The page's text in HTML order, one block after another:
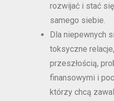
rozwijać i stać
samego siebie.
Dla niepewnych
toksyczne
przeszłością,
finansowymi i
którzy chcą